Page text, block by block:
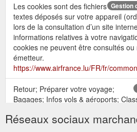
Gestion
Les cookies sont des fichiers
textes déposés sur votre appareil
lors de la consultation d’un site
informations relatives à votre
cookies ne peuvent être consultés
émetteur.
https://www.airfrance.lu/FR/fr/
Retour; Préparer votre voyage;
Bagages; Infos vols & aéroports;
voyage Travel By Air France
Réseaux sociaux